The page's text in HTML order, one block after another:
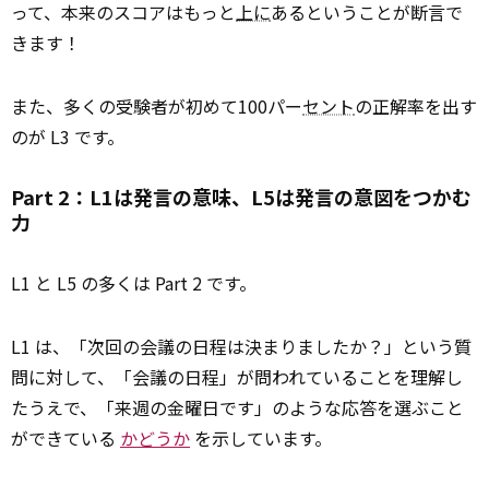
って、本来のスコアはもっと 上にあるということが断言で
きます！
また、多くの受験者が初めて100パーセントの正解率を出す
のが L3 です。
Part 2：L1は発言の意味、L5は発言の意図をつかむ
力
L1 と L5 の多くは Part 2 です。
L1 は、「次回の会議の日程は決まりましたか？」という質
問に対して、「会議の日程」が問われていることを理解し
たうえで、「来週の金曜日です」のような応答を選ぶこと
ができている かどうか を示しています。